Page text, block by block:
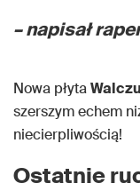
– napisał
Nowa płyta
szerszym echem
niecierpliwością!
Ostatnie